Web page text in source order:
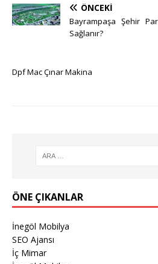
ÖNCEKI
Bayrampaşa Şehir
Sağlanır?
Dpf Mac Çınar Makina
ÖNE ÇIKANLAR
İnegöl Mobilya
SEO Ajansı
İç Mimar